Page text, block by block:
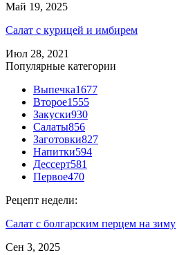
Май 19, 2025
Салат с курицей и имбирем
Июл 28, 2021
Популярные категории
Выпечка1677
Второе1555
Закуски930
Салаты856
Заготовки827
Напитки594
Дессерт581
Первое470
Рецепт недели:
Салат с болгарским перцем на зиму
Сен 3, 2025